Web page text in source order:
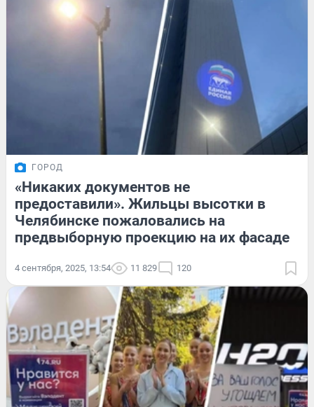
ГОРОД
«Никаких документов не
предоставили». Жильцы высотки в
Челябинске пожаловались на
предвыборную проекцию на их фасаде
4 сентября, 2025, 13:54 11 829 120